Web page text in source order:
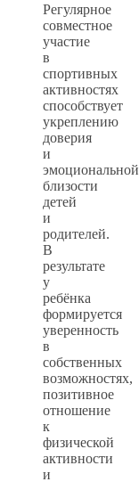
Регулярное
совместное
участие
в
спортивных
активностях
способствует
укреплению
доверия
и
эмоциональной
близости
детей
и
родителей.
В
результате
у
ребёнка
формируется
уверенность
в
собственных
возможностях,
позитивное
отношение
к
физической
активности
и